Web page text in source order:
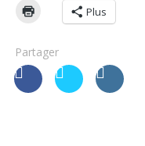
Plus
Partager